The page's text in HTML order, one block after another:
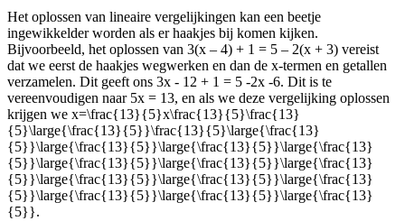
Het oplossen van lineaire vergelijkingen kan een beetje
ingewikkelder worden als er haakjes bij komen kijken.
Bijvoorbeeld, het oplossen van 3(x – 4) + 1 = 5 – 2(x + 3) vereist
dat we eerst de haakjes wegwerken en dan de x-termen en getallen
verzamelen. Dit geeft ons 3x - 12 + 1 = 5 -2x -6. Dit is te
vereenvoudigen naar 5x = 13, en als we deze vergelijking oplossen
krijgen we x=\frac{13}{5}x\frac{13}{5}\frac{13}
{5}\large{\frac{13}{5}}\frac{13}{5}\large{\frac{13}
{5}}\large{\frac{13}{5}}\large{\frac{13}{5}}\large{\frac{13}
{5}}\large{\frac{13}{5}}\large{\frac{13}{5}}\large{\frac{13}
{5}}\large{\frac{13}{5}}\large{\frac{13}{5}}\large{\frac{13}
{5}}\large{\frac{13}{5}}\large{\frac{13}{5}}\large{\frac{13}
{5}}.